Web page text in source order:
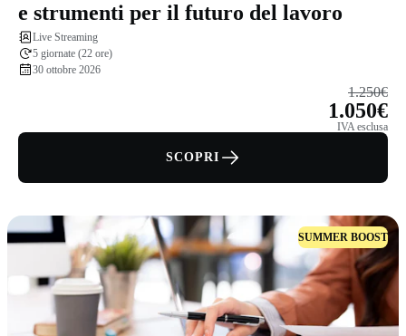
e strumenti per il futuro del lavoro
Live Streaming
5 giornate (22 ore)
30 ottobre 2026
1.250€
1.050€
IVA esclusa
SCOPRI
SUMMER BOOST